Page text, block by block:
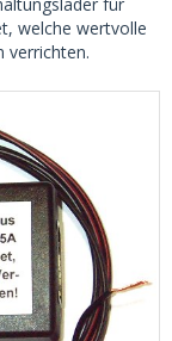
für
welche wertvolle
verrichten.